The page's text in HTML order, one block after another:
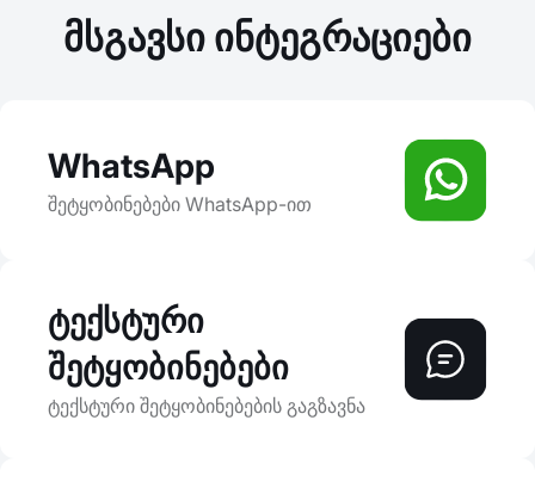
მსგავსი ინტეგრაციები
WhatsApp
შეტყობინებები WhatsApp-ით
ტექსტური
შეტყობინებები
ტექსტური შეტყობინებების გაგზავნა